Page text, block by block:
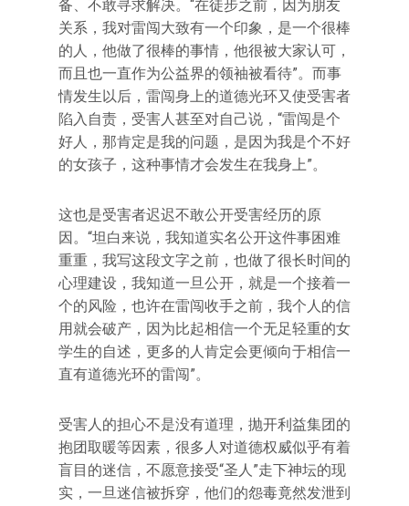
备、不敢寻求解决。“在徒步之前，因为朋友
关系，我对雷闯大致有一个印象，是一个很棒
的人，他做了很棒的事情，他很被大家认可，
而且也一直作为公益界的领袖被看待”。而事
情发生以后，雷闯身上的道德光环又使受害者
陷入自责，受害人甚至对自己说，“雷闯是个
好人，那肯定是我的问题，是因为我是个不好
的女孩子，这种事情才会发生在我身上”。
这也是受害者迟迟不敢公开受害经历的原
因。“坦白来说，我知道实名公开这件事困难
重重，我写这段文字之前，也做了很长时间的
心理建设，我知道一旦公开，就是一个接着一
个的风险，也许在雷闯收手之前，我个人的信
用就会破产，因为比起相信一个无足轻重的女
学生的自述，更多的人肯定会更倾向于相信一
直有道德光环的雷闯”。
受害人的担心不是没有道理，抛开利益集团的
抱团取暖等因素，很多人对道德权威似乎有着
盲目的迷信，不愿意接受“圣人”走下神坛的现
实，一旦迷信被拆穿，他们的怨毒竟然发泄到